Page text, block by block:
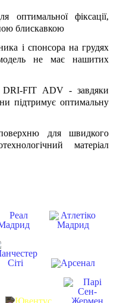
фіксації,
блискавкою
і спонсора на грудях
не має нашитих
DRI-FIT ADV - завдяки
підтримує оптимальну
для швидкого
матеріал